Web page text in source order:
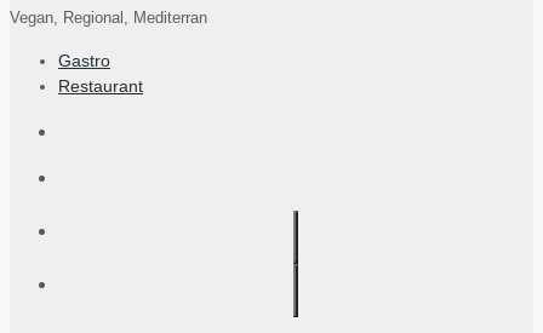
Vegan, Regional, Mediterran
Gastro
Restaurant